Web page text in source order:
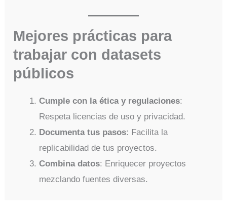
Mejores prácticas para
trabajar con datasets
públicos
Cumple con la ética y regulaciones:
Respeta licencias de uso y privacidad.
Documenta tus pasos: Facilita la
replicabilidad de tus proyectos.
Combina datos: Enriquecer proyectos
mezclando fuentes diversas.